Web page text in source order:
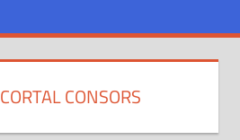
CORTAL CONSORS